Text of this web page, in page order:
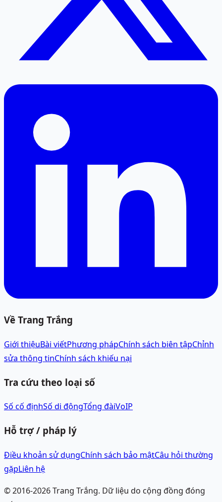
Về Trang Trắng
Giới thiệuBài viếtPhương phápChính sách biên tậpChỉnh
sửa thông tinChính sách khiếu nại
Tra cứu theo loại số
Số cố địnhSố di độngTổng đàiVoIP
Hỗ trợ / pháp lý
Điều khoản sử dụngChính sách bảo mậtCâu hỏi thường
gặpLiên hệ
© 2016-2026Trang Trắng. Dữ liệu do cộng đồng đóng